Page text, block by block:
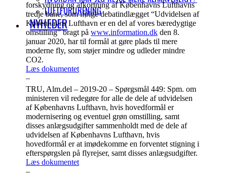
LUFTFORURENING
NYHEDER
forskydning og afkortning af Københavns Lufthavns
tredje bane, som ifølge debatindlægget “Udvidelsen af
Københavns Lufthavn er en del af vores bæredygtige
omstilling” bragt på www.information.dk den 8.
januar 2020, har til formål at gøre plads til mere
moderne fly, som støjer mindre og udleder mindre
CO2.
Læs dokumentet
–
TRU, Alm.del – 2019-20 – Spørgsmål 449: Spm. om
ministeren vil redegøre for alle de dele af udvidelsen
af Københavns Lufthavn, hvis hovedformål er
modernisering og eventuel grøn omstilling, samt
disses anlægsudgifter sammenholdt med de dele af
udvidelsen af Københavns Lufthavn, hvis
hovedformål er at imødekomme en forventet stigning i
efterspørgslen på flyrejser, samt disses anlægsudgifter.
Læs dokumentet
–